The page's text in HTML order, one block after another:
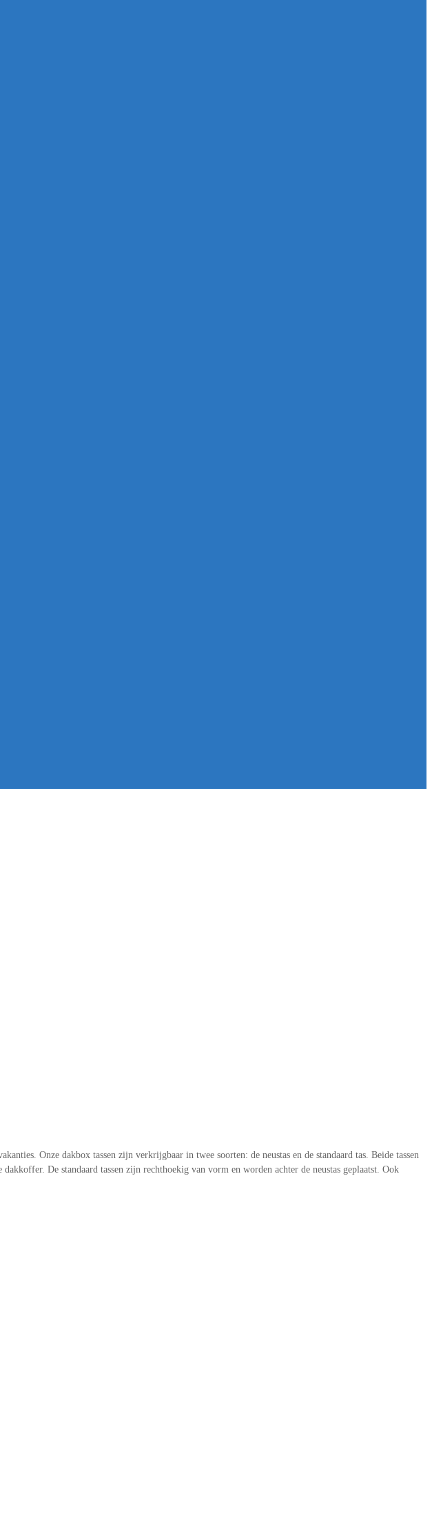
Onze dakbox tassen zijn verkrijgbaar in twee soorten: de neustas en de standaard tas. Beide tassen
De standaard tassen zijn rechthoekig van vorm en worden achter de neustas geplaatst. Ook